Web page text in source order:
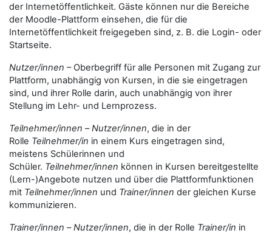
der Internetöffentlichkeit. Gäste können nur die Bereiche
der Moodle-Plattform einsehen, die für die
Internetöffentlichkeit freigegeben sind, z. B. die Login- oder
Startseite.
Nutzer/innen – Oberbegriff für alle Personen mit Zugang zur
Plattform, unabhängig von Kursen, in die sie eingetragen
sind, und ihrer Rolle darin, auch unabhängig von ihrer
Stellung im Lehr- und Lernprozess.
Teilnehmer/innen –Nutzer/innen, die in der
Rolle Teilnehmer/in in einem Kurs eingetragen sind,
meistens Schülerinnen und
Schüler. Teilnehmer/innen können in Kursen bereitgestellte
(Lern-)Angebote nutzen und über die Plattformfunktionen
mit Teilnehmer/innen und Trainer/innen der gleichen Kurse
kommunizieren.
Trainer/innen –Nutzer/innen, die in der Rolle Trainer/in in